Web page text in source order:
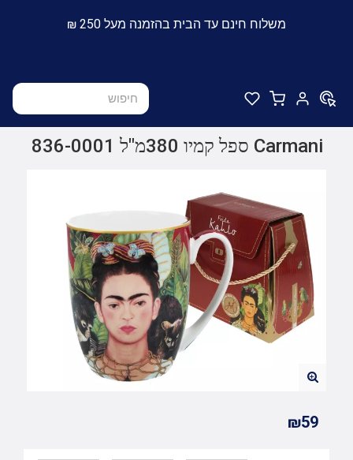
משלוח חינם עד הבית בהזמנה מעל 250 ₪
Carmani ספל קמיו 380מ"ל 836-0001
₪59